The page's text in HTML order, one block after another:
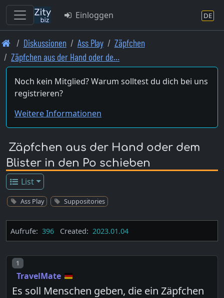
Skip
to
main
content
Einloggen DE
Diskussionen Ass Play
Zäpfchen
Zäpfchen aus der Hand oder de…
Noch kein Mitglied? Warum solltest du dich bei uns
registrieren?
Weitere Informationen
Zäpfchen aus der Hand oder dem
Blister in den Po schieben
List
Ass Play Suppositories
Aufrufe: 396 Created: 2023.01.04
Post number
1
TravelMate
Es soll Menschen geben, die ein Zäpfchen